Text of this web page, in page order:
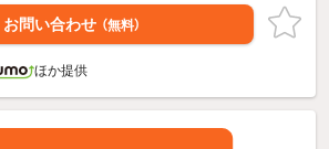
お問い合わせ （無料）
ほか提供